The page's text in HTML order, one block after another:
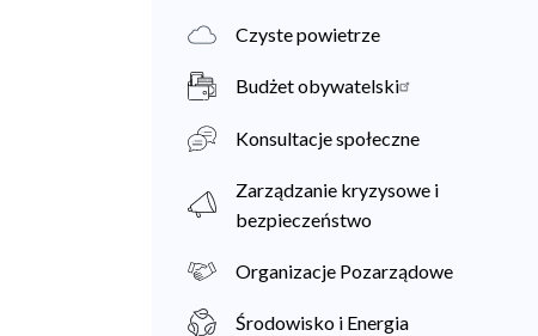
Czyste powietrze
Budżet obywatelski
Konsultacje społeczne
Zarządzanie kryzysowe i
bezpieczeństwo
Organizacje Pozarządowe
Środowisko i Energia